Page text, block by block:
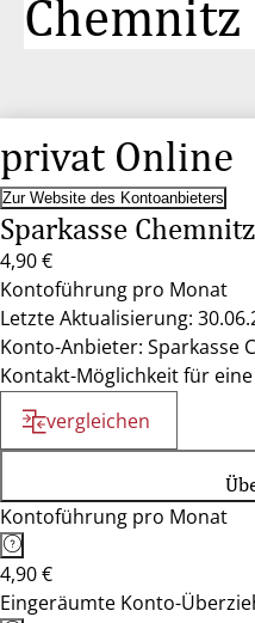
Chemnitz
privat Online
Zur Website des Kontoanbieters
Sparkasse Chemnitz
4,90 €
Kontoführung pro Monat
Letzte Aktualisierung:
Konto-Anbieter: Sparkasse
Kontakt-Möglichkeit für
vergleichen
Kontoführung pro Monat
4,90 €
Eingeräumte Konto-